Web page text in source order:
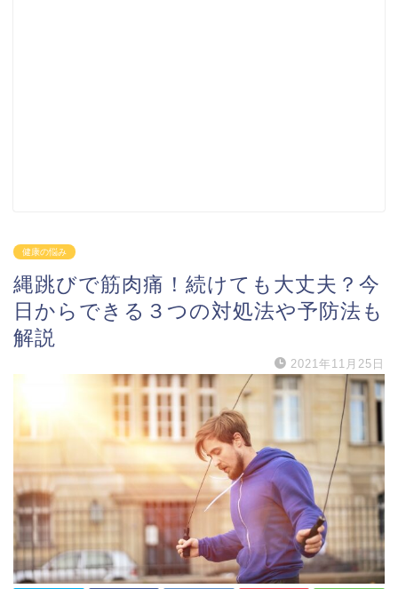
健康の悩み
縄跳びで筋肉痛！続けても大丈夫？今
日からできる３つの対処法や予防法も
解説
2021年11月25日